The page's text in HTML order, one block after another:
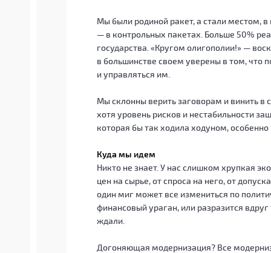
Мы были родиной ракет, а стали местом, в
— в контрольных пакетах. Больше 50%
государства. «Кругом олигополии!» —
в большинстве своем уверены в том, что
и управляться им.
Мы склонны верить заговорам и винить в
хотя уровень рисков и нестабильности
которая бы так ходила ходуном,
Куда мы идем
Никто не знает. У нас слишком хрупкая
цен на сырье, от спроса на него, от
один миг может все измениться по
финансовый ураган, или разразится
ждали.
Догоняющая модернизация? Все